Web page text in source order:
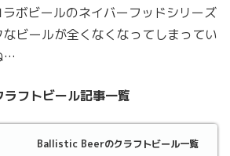
ボビールのネイバーフッドシリーズ
ビールが全くなくなってしまってい
…
フトビール記事一覧
Ballistic Beerのクラフトビール一覧